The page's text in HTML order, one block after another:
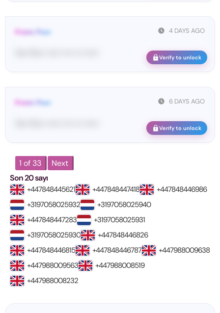
4 DAYS AGO
From: Pos•
Verify to unlock
6 DAYS AGO
From: Pos•
Verify to unlock
1 of 33
Next
Son 20 sayı
+447848445621 +447848447418
+447848446986
+3197058025932
+3197058025940
+447848447283
+3197058025931
+3197058025930
+447848446826
+447848446815
+447848446787
+447988009638
+447988009563
+447988008519
+447988008232